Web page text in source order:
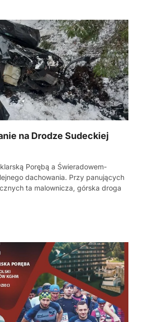
na Drodze Sudeckiej
Porębą a Świeradowem-
dachowania. Przy panujących
ta malownicza, górska droga